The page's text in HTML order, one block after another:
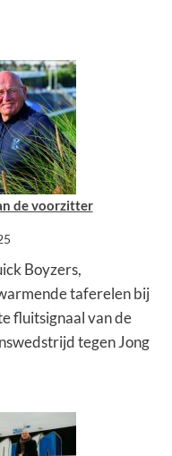
de voorzitter
Boyzers,
taferelen bij
fluitsignaal van de
tegen Jong